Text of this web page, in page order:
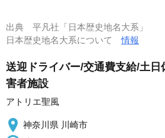
出典 平凡社「日本歴史地名大系」
日本歴史地名大系について情報
送迎ドライバー/交通費支給/土日
害者施設
アトリエ聖風
神奈川県 川崎市